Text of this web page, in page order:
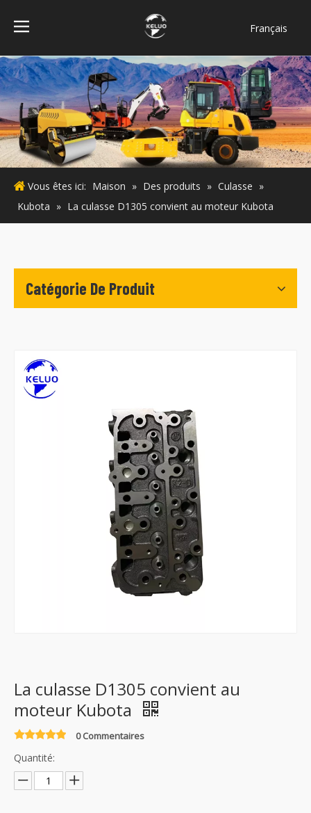
Français
Bahasa
indonesia
Türk dili
ไทย
Italiano
Deutsch
Português
Español
Vous êtes ici: Maison » Des produits » Culasse »
Kubota » La culasse D1305 convient au moteur Kubota
Catégorie De Produit
La culasse D1305 convient au
moteur Kubota
0 Commentaires
Quantité: